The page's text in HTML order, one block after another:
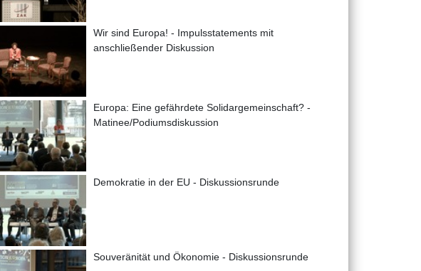
Wir sind Europa! - Impulsstatements mit
anschließender Diskussion
Europa: Eine gefährdete Solidargemeinschaft? -
Matinee/Podiumsdiskussion
Demokratie in der EU - Diskussionsrunde
Souveränität und Ökonomie - Diskussionsrunde